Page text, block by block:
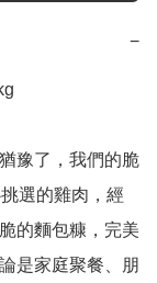
−
豫了，我們的脆
選的雞肉，經
的麵包糠，完美
是家庭聚餐、朋